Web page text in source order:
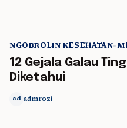
NGOBROLIN KESEHATAN•
12 Gejala Galau
Diketahui
ad admrozi